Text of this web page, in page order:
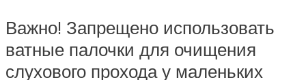
Важно! Запрещено использовать
ватные палочки для очищения
слухового прохода у маленьких